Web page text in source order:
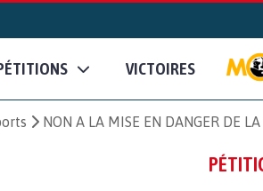
VICTOIRES
NON A LA MISE EN DANGER DE